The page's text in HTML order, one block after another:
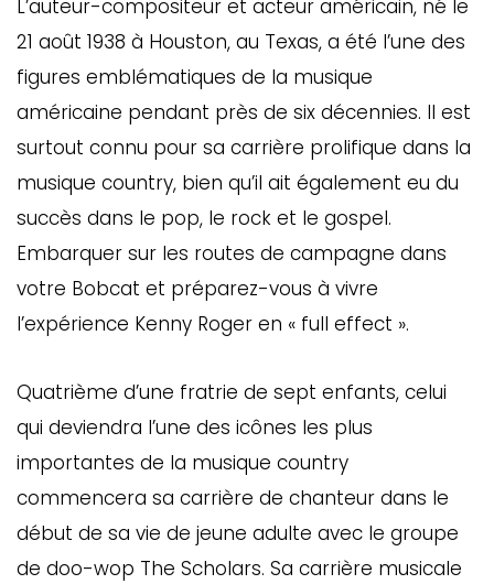
L’auteur-compositeur et acteur américain, né le
21 août 1938 à Houston, au Texas, a été l’une des
figures emblématiques de la musique
américaine pendant près de six décennies. Il est
surtout connu pour sa carrière prolifique dans la
musique country, bien qu’il ait également eu du
succès dans le pop, le rock et le gospel.
Embarquer sur les routes de campagne dans
votre Bobcat et préparez-vous à vivre
l’expérience Kenny Roger en « full effect ».
Quatrième d’une fratrie de sept enfants, celui
qui deviendra l’une des icônes les plus
importantes de la musique country
commencera sa carrière de chanteur dans le
début de sa vie de jeune adulte avec le groupe
de doo-wop The Scholars. Sa carrière musicale